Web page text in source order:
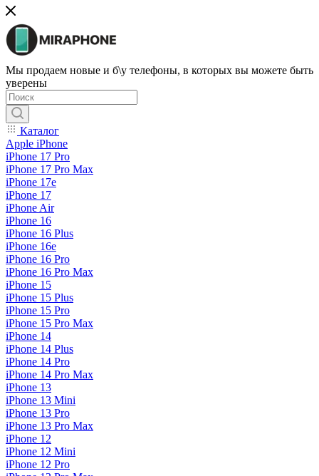
Мы продаем новые и б\у телефоны, в которых вы можете быть
уверены
Каталог
Apple iPhone
iPhone 17 Pro
iPhone 17 Pro Max
iPhone 17e
iPhone 17
iPhone Air
iPhone 16
iPhone 16 Plus
iPhone 16e
iPhone 16 Pro
iPhone 16 Pro Max
iPhone 15
iPhone 15 Plus
iPhone 15 Pro
iPhone 15 Pro Max
iPhone 14
iPhone 14 Plus
iPhone 14 Pro
iPhone 14 Pro Max
iPhone 13
iPhone 13 Mini
iPhone 13 Pro
iPhone 13 Pro Max
iPhone 12
iPhone 12 Mini
iPhone 12 Pro